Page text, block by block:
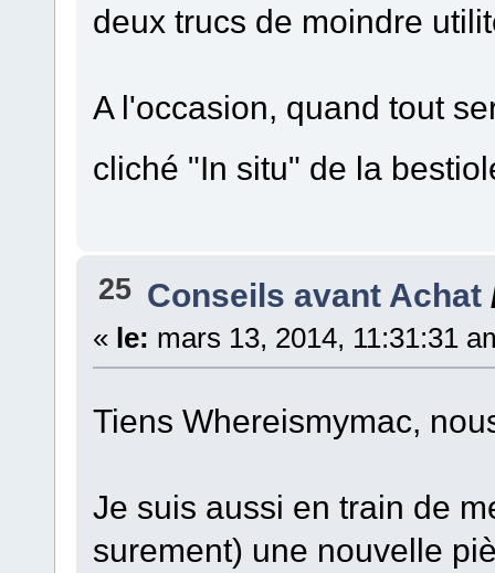
deux trucs de moindre
A l'occasion, quand tout
cliché "In situ" de la
25 Conseils avant Achat
« le: mars 13, 2014, 11:31:31
Tiens Whereismymac,
Je suis aussi en train de
surement) une nouvelle